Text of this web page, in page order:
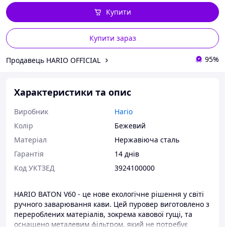
Купити зараз
Купити
Продавець HARIO OFFICIAL 95%
Характеристики та опис
Виробник
Hario
Колір
Бежевий
Матеріал
Нержавіюча сталь
Гарантія
14 днів
Код УКТЗЕД
3924100000
HARIO BATON V60 - це нове екологічне рішення у світі
ручного заварювання кави. Цей пуровер виготовлено з
перероблених матеріалів, зокрема кавової гущі, та
оснащено металевим фільтром, який не потребує